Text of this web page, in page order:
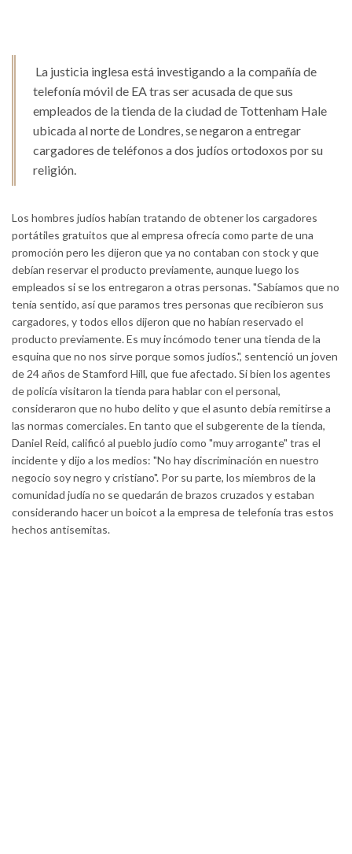
La justicia inglesa está investigando a la compañía de
telefonía móvil de EA tras ser acusada de que sus
empleados de la tienda de la ciudad de Tottenham Hale
ubicada al norte de Londres, se negaron a entregar
cargadores de teléfonos a dos judíos ortodoxos por su
religión.
Los hombres judíos habían tratando de obtener los cargadores
portátiles gratuitos que al empresa ofrecía como parte de una
promoción pero les dijeron que ya no contaban con stock y que
debían reservar el producto previamente, aunque luego los
empleados si se los entregaron a otras personas. "Sabíamos que no
tenía sentido, así que paramos tres personas que recibieron sus
cargadores, y todos ellos dijeron que no habían reservado el
producto previamente. Es muy incómodo tener una tienda de la
esquina que no nos sirve porque somos judíos.", sentenció un joven
de 24 años de Stamford Hill, que fue afectado. Si bien los agentes
de policía visitaron la tienda para hablar con el personal,
consideraron que no hubo delito y que el asunto debía remitirse a
las normas comerciales. En tanto que el subgerente de la tienda,
Daniel Reid, calificó al pueblo judío como "muy arrogante" tras el
incidente y dijo a los medios: "No hay discriminación en nuestro
negocio soy negro y cristiano". Por su parte, los miembros de la
comunidad judía no se quedarán de brazos cruzados y estaban
considerando hacer un boicot a la empresa de telefonía tras estos
hechos antisemitas.